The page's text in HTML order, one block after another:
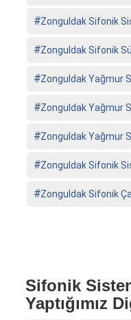
Zonguldak Sifonik
Zonguldak Sifonik
Zonguldak Yağmur
Zonguldak Yağmur
Zonguldak Yağmur
Zonguldak Sifonik
Zonguldak Sifonik
Sifonik
Yaptığımız